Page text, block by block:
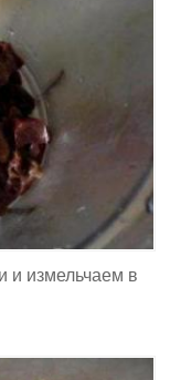
и измельчаем в